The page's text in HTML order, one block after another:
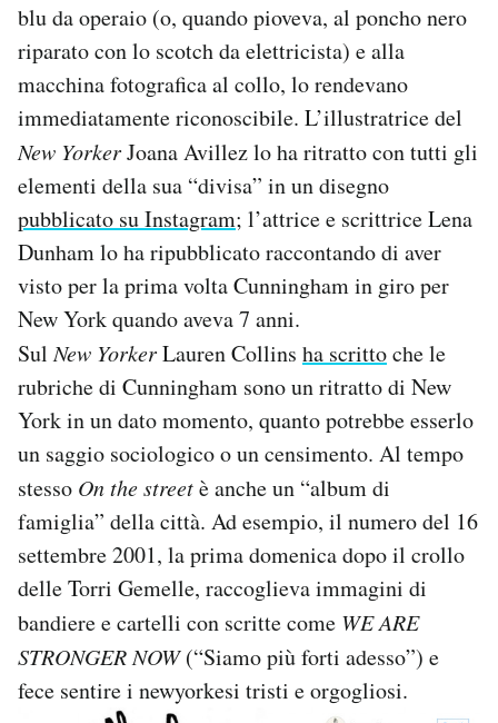
blu da operaio (o, quando pioveva, al poncho nero
riparato con lo scotch da elettricista) e alla
macchina fotografica al collo, lo rendevano
immediatamente riconoscibile. L’illustratrice del
New YorkerJoana Avillez lo ha ritratto con tutti gli
elementi della sua “divisa” in un disegno
pubblicato su Instagram; l’attrice e scrittrice Lena
Dunham lo ha ripubblicato raccontando di aver
visto per la prima volta Cunningham in giro per
New York quando aveva 7 anni.
SulNew YorkerLauren Collins ha scrittoche le
rubriche di Cunningham sono un ritratto di New
York in un dato momento, quanto potrebbe esserlo
un saggio sociologico o un censimento. Al tempo
stesso On the streetè anche un “album di
famiglia” della città. Ad esempio, il numero del 16
settembre 2001, la prima domenica dopo il crollo
delle Torri Gemelle, raccoglieva immagini di
bandiere e cartelli con scritte come WE ARE
STRONGER NOW(“Siamo più forti adesso”) e
fece sentire i newyorkesi tristi e orgogliosi.